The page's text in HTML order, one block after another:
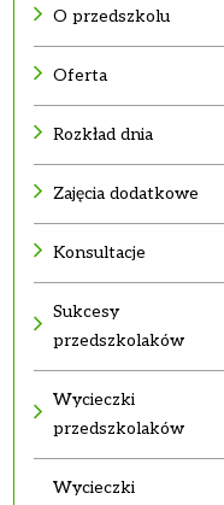
O przedszkolu
Oferta
Rozkład dnia
Zajęcia dodatkowe
Konsultacje
Sukcesy
przedszkolaków
Wycieczki
przedszkolaków
Wycieczki